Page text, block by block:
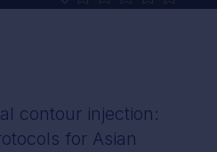
contour injection:
for Asian